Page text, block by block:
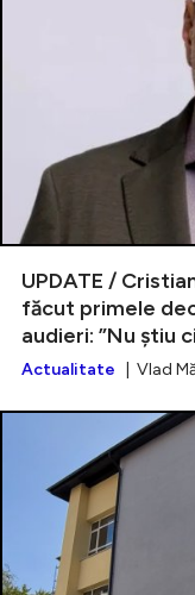
UPDATE /
făcut primele
audieri: ”Nu știu
Actualitate | Vlad